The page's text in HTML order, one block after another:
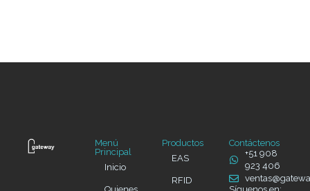
Menú
Principal
Inicio
Productos
EAS
RFID
Contáctenos
+51 908
923 406